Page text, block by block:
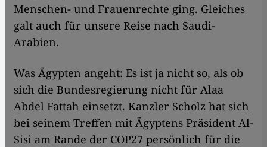
Menschen- und Frauenrechte ging. Gleiches
galt auch für unsere Reise nach Saudi-
Arabien.
Was Ägypten angeht: Es ist ja nicht so, als ob
sich die Bundesregierung nicht für Alaa
Abdel Fattah einsetzt. Kanzler Scholz hat sich
bei seinem Treffen mit Ägyptens Präsident Al-
Sisi am Rande der COP27 persönlich für die